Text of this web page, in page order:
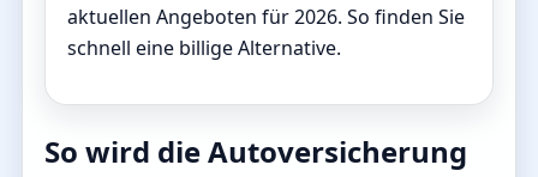
aktuellen Angeboten für 2026. So finden Sie
schnell eine billige Alternative.
So wird die Autoversicherung